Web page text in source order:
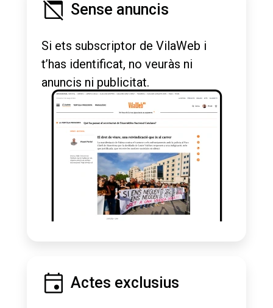
Sense anuncis
Si ets subscriptor de VilaWeb i
t’has identificat, no veuràs ni
anuncis ni publicitat.
Actes exclusius